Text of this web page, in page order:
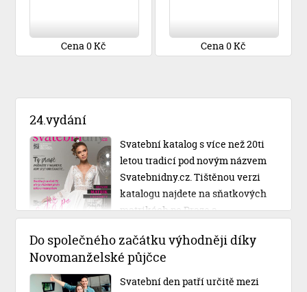
Cena 0 Kč Cena 0 Kč
24.vydání
Svatební katalog s více než 20ti
letou tradicí pod novým názvem
Svatebnidny.cz. Tištěnou verzi
katalogu najdete na sňatkových
matrikách po Praze a
Do společného začátku výhodněji díky
Novomanželské půjčce
Svatební den patří určitě mezi